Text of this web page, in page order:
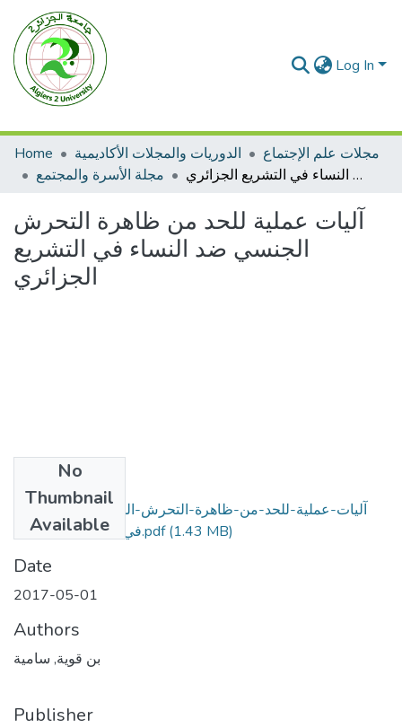
Log In
Home الدوريات والمجلات الأكاديمية
مجلات علم الإجتماع
مجلة الأسرة والمجتمع
آليات عملية للحد من ظاهرة التحرش الجنسي ضد النساء في التشريع الجزائري
آليات عملية للحد من ظاهرة التحرش
الجنسي ضد النساء في التشريع
الجزائري
No
Thumbnail
Available
آليات-عملية-للحد-من-ظاهرة-التحرش-الجنسي-ضد-النساء-
في-التشريع-الجزائري.pdf(1.43 MB)
Date
2017-05-01
Authors
بن قوية, سامية
Publisher